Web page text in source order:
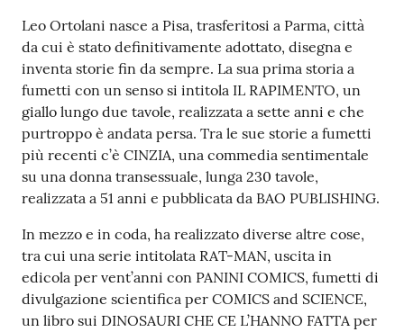
l
o
Tutti
gli
argomenti...
su
Leo Ortolani nasce a Pisa, trasferitosi a Parma, città
da cui è stato definitivamente adottato, disegna e
inventa storie fin da sempre. La sua prima storia a
fumetti con un senso si intitola IL RAPIMENTO, un
giallo lungo due tavole, realizzata a sette anni e che
purtroppo è andata persa. Tra le sue storie a fumetti
più recenti c’è CINZIA, una commedia sentimentale
su una donna transessuale, lunga 230 tavole,
realizzata a 51 anni e pubblicata da BAO PUBLISHING.
In mezzo e in coda, ha realizzato diverse altre cose,
tra cui una serie intitolata RAT-MAN, uscita in
edicola per vent’anni con PANINI COMICS, fumetti di
divulgazione scientifica per COMICS and SCIENCE,
un libro sui DINOSAURI CHE CE L’HANNO FATTA per